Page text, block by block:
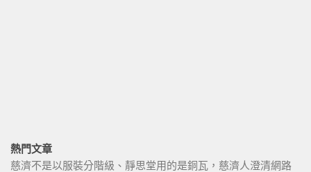
熱門文章
慈濟不是以服裝分階級、靜思堂用的是銅瓦，慈濟人澄清網路